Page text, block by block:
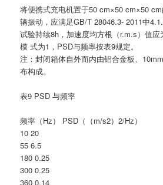
将便携式充电机置于50 cm×50 cm×50
辆振动，应满足GB/T 28046.3- 2011中
试验持续8h，加速度均方根（r.m.s）值
模 式为1，PSD与频率按表9规定。
注：封闭箱体自外而内由铝合金板、
布构成。
表9 PSD 与频率
频率（Hz） PSD（（m/s2）2/Hz）
10 20
55 6.5
180 0.25
300 0.25
360 0.14